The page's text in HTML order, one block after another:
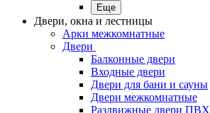
Еще
Двери, окна и лестницы
Арки межкомнатные
Двери
Балконные двери
Входные двери
Двери для бани и сауны
Двери межкомнатные
Раздвижные двери ПВХ